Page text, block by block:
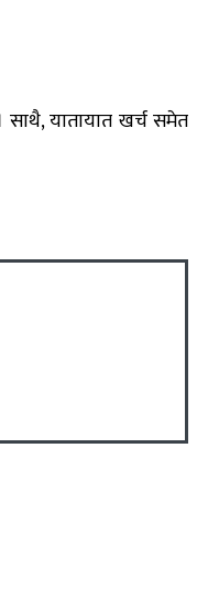
यातायात खर्च समेत